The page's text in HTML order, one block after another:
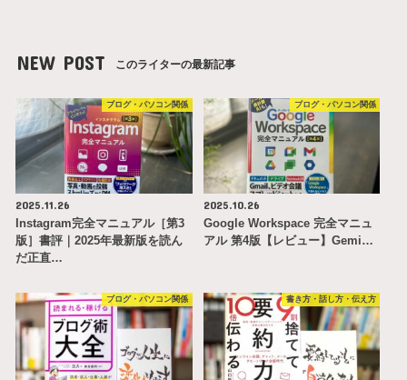
NEW POST このライターの最新記事
ブログ・パソコン関係
2025.11.26
Instagram完全マニュアル［第3
版］書評｜2025年最新版を読ん
だ正直…
ブログ・パソコン関係
2025.10.26
Google Workspace 完全マニュ
アル 第4版【レビュー】Gemi…
ブログ・パソコン関係 書き方・話し方・伝え方